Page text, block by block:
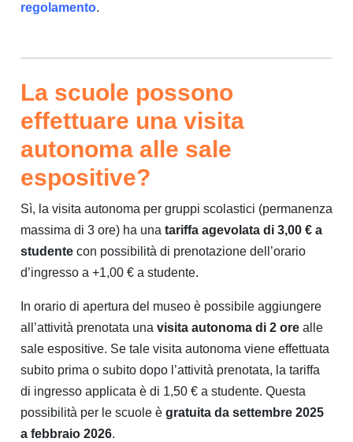
regolamento.
La scuole possono
effettuare una visita
autonoma alle sale
espositive?
Sì, la visita autonoma per gruppi scolastici (permanenza
massima di 3 ore) ha una tariffa agevolata di 3,00 € a
studente con possibilità di prenotazione dell’orario
d’ingresso a +1,00 € a studente.
In orario di apertura del museo è possibile aggiungere
all’attività prenotata una visita autonoma di 2 ore alle
sale espositive. Se tale visita autonoma viene effettuata
subito prima o subito dopo l’attività prenotata, la tariffa
di ingresso applicata è di 1,50 € a studente. Questa
possibilità per le scuole è gratuita da settembre 2025
a febbraio 2026.